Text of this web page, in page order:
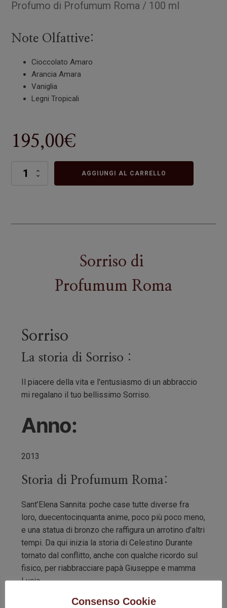
Profumo di Profumum Roma / 100 ml
Note Olfattive:
Cioccolato Amaro
Arancia Amara
Vaniglia
Legni Tropicali
195,00€
Sorriso
AGGIUNGI AL CARRELLO
Sorriso di
Profumum Roma
Sorriso
La storia di Sorriso :
Il piacere della vita e l'entusiasmo di un abbraccio
mi regalano il tuo bellissimo Sorriso.
Anno:
2013
Storia di Profumum Roma:
Sant’Elena Sannita: poche case tutte diverse fra
loro, duecentocinquanta anime, poco più poco meno,
e una statua di bronzo che raffigura un arrotino d’altri
tempi. Da qui inizia la storia di Celestino Durante
tornato dal conflitto, anche con qualche ricordo sul
fisico, per riabbracciare papà Giuseppe e mamma
Lucia.
Il duro lavoro della terra e qualche capo di
Consenso Cookie